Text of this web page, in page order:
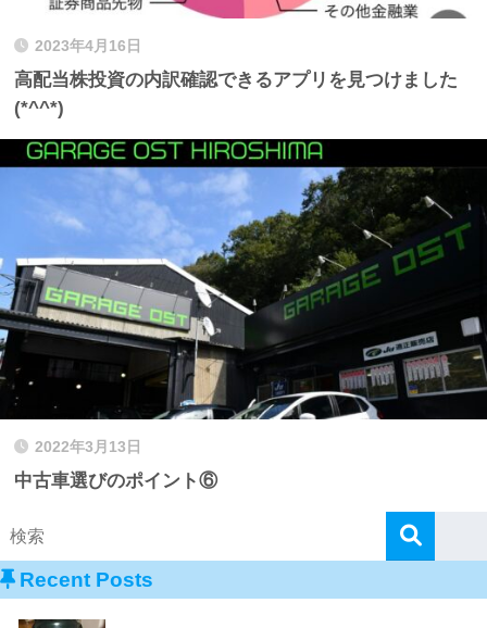
2023年4月16日
高配当株投資の内訳確認できるアプリを見つけました
(*^^*)
2022年3月13日
中古車選びのポイント⑥
Recent Posts